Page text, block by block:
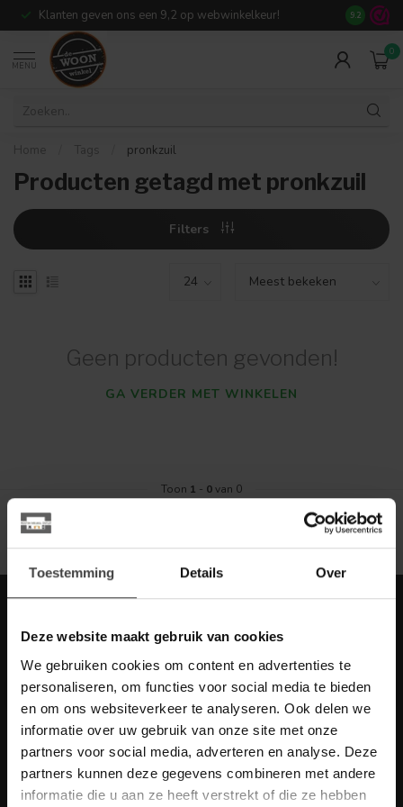
Toestemming Details Over
Deze website maakt gebruik van cookies
We gebruiken cookies om content en advertenties te
personaliseren, om functies voor social media te bieden
en om ons websiteverkeer te analyseren. Ook delen we
informatie over uw gebruik van onze site met onze
partners voor social media, adverteren en analyse. Deze
partners kunnen deze gegevens combineren met andere
informatie die u aan ze heeft verstrekt of die ze hebben
Klanten geven ons een 9,2 op webwinkelkeur! Meer dan
9.2
MENU
0
Home Tags pronkzuil
Producten getagd met pronkzuil
Filters
Geen producten gevonden!
GA VERDER MET WINKELEN
Toon 1 - 0van 0
Meer informatie
Heb je vragen over onze artikelen of jouw aankoop? Bekijk dan
de klantenservice pagina. Daar staan antwoorden op veel
scherpe acties